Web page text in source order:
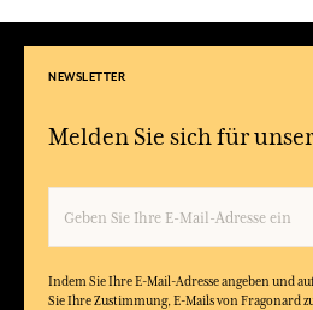
NEWSLETTER
Melden Sie sich für
Indem Sie Ihre E-Mail-Adresse angeben und
Sie Ihre Zustimmung, E-Mails von Fragonard